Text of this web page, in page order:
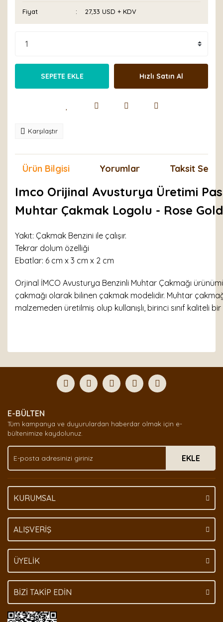
Fiyat 27,33 USD + KDV
SEPETE EKLE Hızlı Satın Al
Karşılaştır
Ürün Bilgisi Yorumlar Taksit
Imco Orijinal Avusturya Üretimi
Muhtar Çakmak Logolu - Rose Gold
Yakıt: Çakmak Benzini ile çalışır.
Tekrar dolum özelliği
Ebatlar: 6 cm x 3 cm x 2 cm
Orjinal İMCO Avusturya Benzinli Muhtar Çakmağı
çakmağı olarak bilinen çakmak modelidir. Muhtar
malzemeden üretilmiş olup kullanışlı, birinci sınıf kaliteli
Yorum Yaz
formunu kullanarak tarafımıza iletebilirsiniz.
Görüş ve önerileriniz için teşekkür ederiz.
Ürün açıklamasında eksik bilgiler bulunuyor.
Ürün bilgilerinde hatalar bulunuyor.
Ürün fiyatı diğer sitelerden daha pahalı.
Bu ürüne benzer farklı alternatifler olmalı.
E-BÜLTEN
Tüm kampanya ve duyurulardan haberdar olmak için e-
bültenimize kaydolunuz.
EKLE
KURUMSAL
ALIŞVERİŞ
ÜYELİK
BİZİ TAKİP EDİN